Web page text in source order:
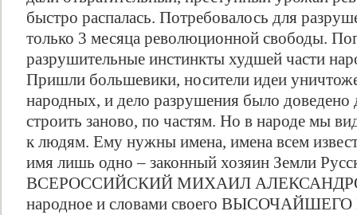
быстро распалась. Потребовалось для
только 3 месяца революционной свободы.
разрушительные инстинкты худшей части
Пришли большевики, носители идеи
народных, и дело разрушения было доведено
строить заново, по частям. Но в народе мы
к людям. Ему нужны имена, имена всем
имя лишь одно – законный хозяин Земли
ВСЕРОССИЙСКИЙ МИХАИЛ
народное и словами своего ВЫСОЧАЙШЕГО